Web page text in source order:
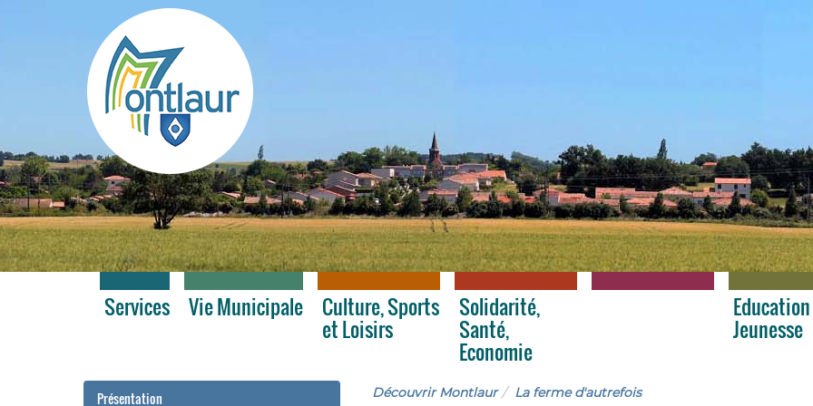
Services Vie Municipale Culture, Sports
et Loisirs
Solidarité,
Santé,
Economie
Jeunesse
Découvrir Montlaur La ferme d'autrefois
Présentation